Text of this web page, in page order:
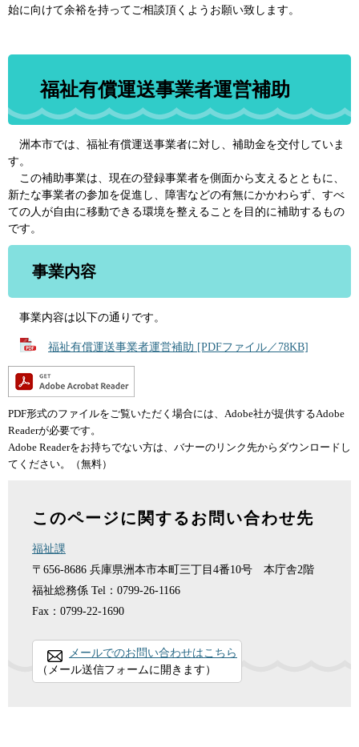
始に向けて余裕を持ってご相談頂くようお願い致します。
福祉有償運送事業者運営補助
洲本市では、福祉有償運送事業者に対し、補助金を交付していま
す。
この補助事業は、現在の登録事業者を側面から支えるとともに、
新たな事業者の参加を促進し、障害などの有無にかかわらず、すべ
ての人が自由に移動できる環境を整えることを目的に補助するもの
です。
事業内容
事業内容は以下の通りです。
福祉有償運送事業者運営補助 [PDFファイル／78KB]
PDF形式のファイルをご覧いただく場合には、Adobe社が提供するAdobe
Readerが必要です。
Adobe Readerをお持ちでない方は、バナーのリンク先からダウンロードし
てください。（無料）
このページに関するお問い合わせ先
福祉課
〒656-8686 兵庫県洲本市本町三丁目4番10号 本庁舎2階
福祉総務係 Tel：0799-26-1166
Fax：0799-22-1690
メールでのお問い合わせはこちら
（メール送信フォームに開きます）